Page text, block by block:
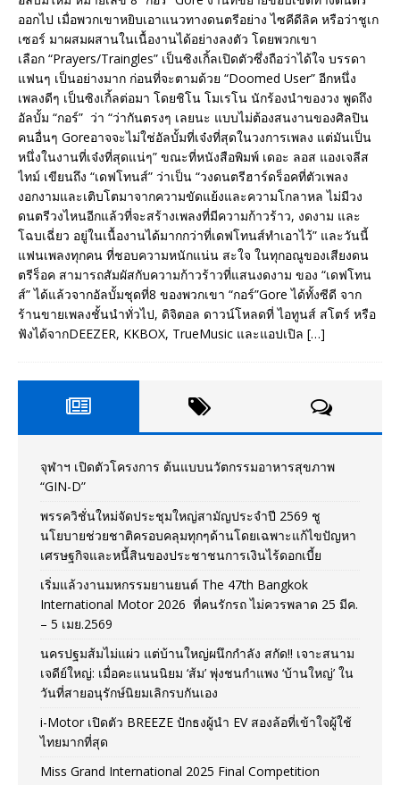
ออกไป เมื่อพวกเขาหยิบเอาแนวทางดนตรีอย่าง ไซคีดีลิค หรือว่าชูเก
เซอร์ มาผสมผสานในเนื้องานได้อย่างลงตัว โดยพวกเขา
เลือก “Prayers/Traingles” เป็นซิงเกิ้ลเปิดตัวซึ่งถือว่าได้ใจ บรรดา
แฟนๆ เป็นอย่างมาก ก่อนที่จะตามด้วย “Doomed User” อีกหนึ่ง
เพลงดีๆ เป็นซิงเกิ้ลต่อมา โดยชิโน โมเรโน นักร้องนำของวง พูดถึง
อัลบั้ม “กอร์” ว่า “ว่ากันตรงๆ เลยนะ แบบไม่ต้องสนงานของศิลปิน
คนอื่นๆ Goreอาจจะไม่ใช่อัลบั้มที่เจ๋งที่สุดในวงการเพลง แต่มันเป็น
หนึ่งในงานที่เจ๋งที่สุดแน่ๆ” ขณะที่หนังสือพิมพ์ เดอะ ลอส แองเจลีส
ไทม์ เขียนถึง “เดฟโทนส์” ว่าเป็น “วงดนตรีฮาร์ดร็อคที่ตัวเพลง
งอกงามและเติบโตมาจากความขัดแย้งและความโกลาหล ไม่มีวง
ดนตรีวงไหนอีกแล้วที่จะสร้างเพลงที่มีความก้าวร้าว, งดงาม และ
โฉบเฉี่ยว อยู่ในเนื้องานได้มากกว่าที่เดฟโทนส์ทำเอาไว้” และวันนี้
แฟนเพลงทุกคน ที่ชอบความหนักแน่น สะใจ ในทุกอณูของเสียงดน
ตรีร็อค สามารถสัมผัสกับความก้าวร้าวที่แสนงดงาม ของ “เดฟโทน
ส์” ได้แล้วจากอัลบั้มชุดที่8 ของพวกเขา “กอร์”Gore ได้ทั้งซีดี จาก
ร้านขายเพลงชั้นนำทั่วไป, ดิจิตอล ดาวน์โหลดที่ ไอทูนส์ สโตร์ หรือ
ฟังได้จากDEEZER, KKBOX, TrueMusic และแอปเปิล […]
จุฬาฯ เปิดตัวโครงการ ต้นแบบนวัตกรรมอาหารสุขภาพ
“GIN-D”
พรรควิชั่นใหม่จัดประชุมใหญ่สามัญประจำปี 2569 ชู
นโยบายช่วยชาติครอบคลุมทุกๆด้านโดยเฉพาะแก้ไขปัญหา
เศรษฐกิจและหนี้สินของประชาชนการเงินไร้ดอกเบี้ย
เริ่มแล้วงานมหกรรมยานยนต์ The 47th Bangkok
International Motor 2026 ที่คนรักรถ ไม่ควรพลาด 25 มีค.
– 5 เมย.2569
นครปฐมส้มไม่แผ่ว แต่บ้านใหญ่ผนึกกำลัง สกัด!! เจาะสนาม
เจดีย์ใหญ่: เมื่อคะแนนนิยม ‘ส้ม’ พุ่งชนกำแพง ‘บ้านใหญ่’ ใน
วันที่สายอนุรักษ์นิยมเลิกรบกันเอง
i-Motor เปิดตัว BREEZE ปักธงผู้นำ EV สองล้อที่เข้าใจผู้ใช้
ไทยมากที่สุด
Miss Grand International 2025 Final Competition